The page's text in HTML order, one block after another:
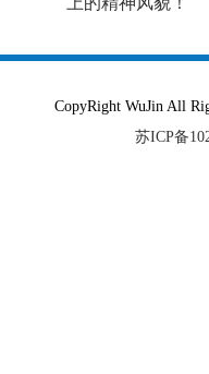
CopyRight WuJin All
苏ICP备